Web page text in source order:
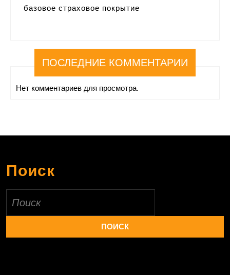
базовое страховое покрытие
ПОСЛЕДНИЕ КОММЕНТАРИИ
Нет комментариев для просмотра.
Поиск